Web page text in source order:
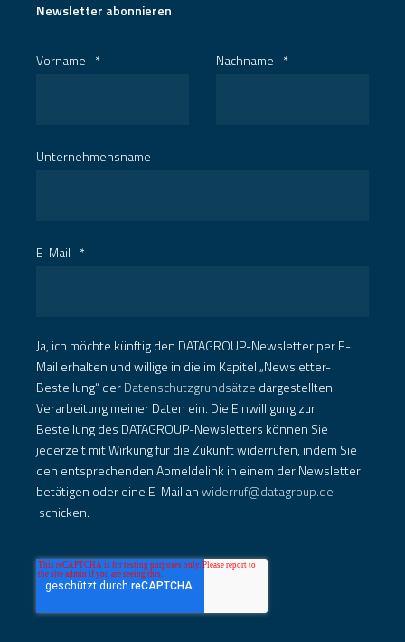
Newsletter abonnieren
Vorname * Nachname *
Unternehmensname
E-Mail *
Ja, ich möchte künftig den DATAGROUP-Newsletter per E-
Mail erhalten und willige in die im Kapitel „Newsletter-
Bestellung“ derDatenschutzgrundsätze dargestellten
Verarbeitung meiner Daten ein. Die Einwilligung zur
Bestellung des DATAGROUP-Newsletters können Sie
jederzeit mit Wirkung für die Zukunft widerrufen, indem Sie
den entsprechenden Abmeldelink in einem der Newsletter
betätigen oder eine E-Mail anwiderruf@datagroup.de
schicken.